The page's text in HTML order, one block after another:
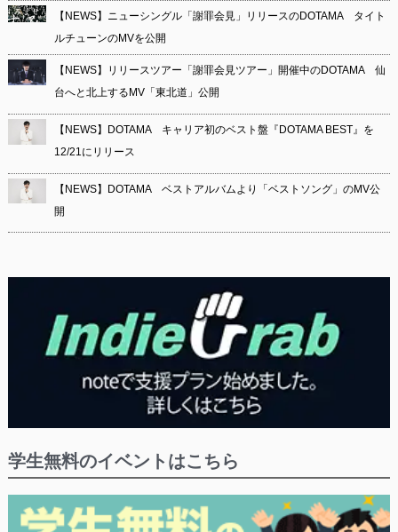
【NEWS】ニューシングル「謝罪会見」リリースのDOTAMA タイト
ルチューンのMVを公開
【NEWS】リリースツアー「謝罪会見ツアー」開催中のDOTAMA 仙
台へと北上するMV「東北道」公開
【NEWS】DOTAMA キャリア初のベスト盤『DOTAMA BEST』を
12/21にリリース
【NEWS】DOTAMA ベストアルバムより「ベストソング」のMV公
開
学生無料のイベントはこちら